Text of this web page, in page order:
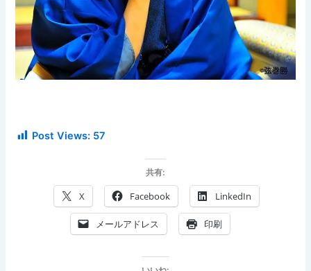
Post Views: 57
共有:
X Facebook LinkedIn
メールアドレス 印刷